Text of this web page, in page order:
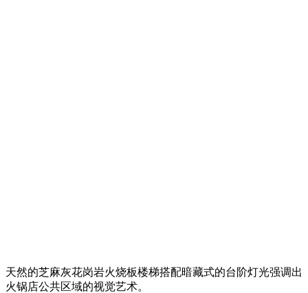
天然的芝麻灰花岗岩火烧板楼梯搭配暗藏式的台阶灯光强调出
火锅店公共区域的视觉艺术。